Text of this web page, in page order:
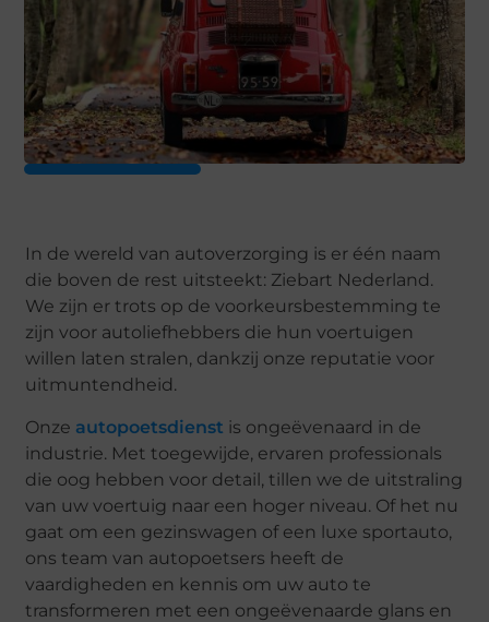
In de wereld van autoverzorging is er één naam
die boven de rest uitsteekt: Ziebart Nederland.
We zijn er trots op de voorkeursbestemming te
zijn voor autoliefhebbers die hun voertuigen
willen laten stralen, dankzij onze reputatie voor
uitmuntendheid.
Onze autopoetsdienst is ongeëvenaard in de
industrie. Met toegewijde, ervaren professionals
die oog hebben voor detail, tillen we de uitstraling
van uw voertuig naar een hoger niveau. Of het nu
gaat om een gezinswagen of een luxe sportauto,
ons team van autopoetsers heeft de
vaardigheden en kennis om uw auto te
transformeren met een ongeëvenaarde glans en